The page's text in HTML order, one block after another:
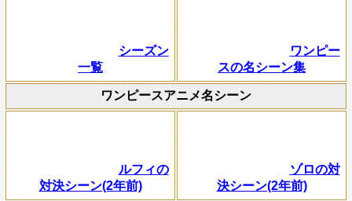
シーズン
一覧
ワンピー
スの名シーン集
ワンピースアニメ名シーン
ルフィの
対決シーン(2年前)
ゾロの対
決シーン(2年前)